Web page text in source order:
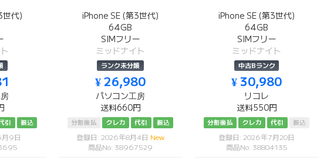
世代)
引 振込
9日
iPhone SE (第3世代)
64GB
SIMフリー
ミッドナイト
ランク未分類
¥ 26,980
パソコン工房
送料660円
分割後払 クレカ 代引 振込
登録日: 2026年8月4日 New
商品No: 38967529
iPhone SE (第3世代)
64GB
SIMフリー
ミッドナイト
中古Bランク
¥ 30,980
リコレ
送料550円
分割後払 クレカ 代引 振込
登録日: 2026年7月20日
商品No: 38804135